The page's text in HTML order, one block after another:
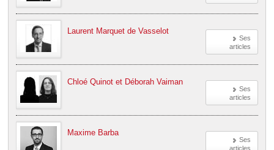
Ses
articles
Laurent Marquet de Vasselot
Ses
articles
Chloé Quinot et Déborah Vaiman
Ses
articles
Maxime Barba